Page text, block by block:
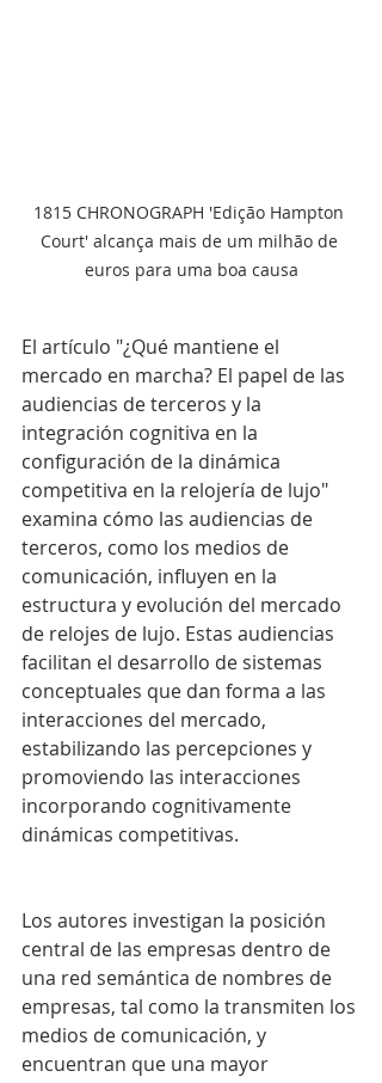
1815 CHRONOGRAPH 'Edição Hampton
Court' alcança mais de um milhão de
euros para uma boa causa
El artículo "¿Qué mantiene el
mercado en marcha? El papel de las
audiencias de terceros y la
integración cognitiva en la
configuración de la dinámica
competitiva en la relojería de lujo"
examina cómo las audiencias de
terceros, como los medios de
comunicación, influyen en la
estructura y evolución del mercado
de relojes de lujo. Estas audiencias
facilitan el desarrollo de sistemas
conceptuales que dan forma a las
interacciones del mercado,
estabilizando las percepciones y
promoviendo las interacciones
incorporando cognitivamente
dinámicas competitivas.
Los autores investigan la posición
central de las empresas dentro de
una red semántica de nombres de
empresas, tal como la transmiten los
medios de comunicación, y
encuentran que una mayor